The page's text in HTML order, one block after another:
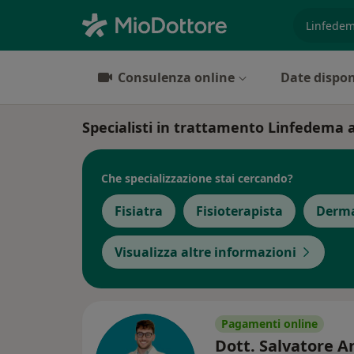
Consulenza online Date
Specialisti in trattamento Linfedema
Che specializzazione stai cercando?
Fisiatra Fisioterapista
Visualizza altre informazioni
Pagamenti online
Dott. Salvatore